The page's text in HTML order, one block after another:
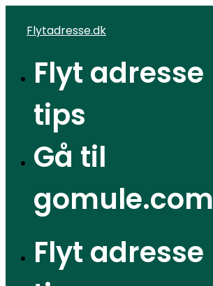
Flytadresse.dk
Flyt adresse
tips
Gå til
gomule.com
Flyt adresse